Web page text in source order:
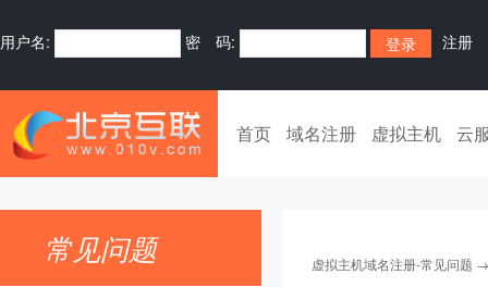
用户名: 密 码: 注册
首页 域名注册 虚拟主机 云
常见问题 虚拟主机域名注册-常见问题